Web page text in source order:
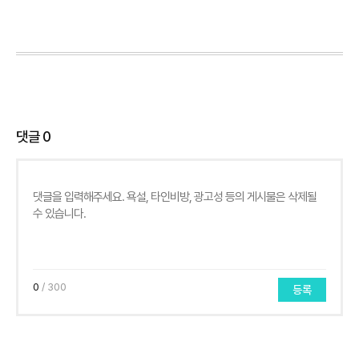
댓글0
0 / 300 등록